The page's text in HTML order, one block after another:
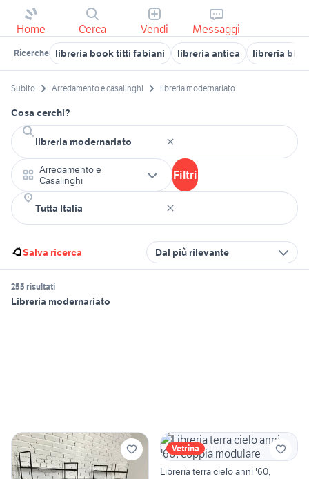
Home Cerca Vendi Messaggi
Ricerche libreria book titti fabiani libreria antica libreria billy
Subito Arredamento e casalinghi libreria modernariato
Cosa cerchi?
Arredamento e
Casalinghi
Filtri
Salva ricerca Dal più rilevante
255 risultati
Libreria modernariato
Vetrina
Libreria terra cielo anni '60,